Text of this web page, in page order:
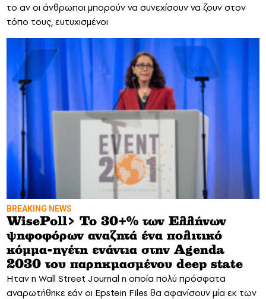
το αν οι άνθρωποι μπορούν να συνεχίσουν να ζουν στον
τόπο τους, ευτυχισμένοι
BREAKING NEWS
WisePoll> To 30+% των Ελλήνων
ψηφοφόρων αναζητά ένα πολιτικό
κόμμα-ηγέτη ενάντια στην Agenda
2030 του παρηκμασμένου deep state
Ηταν η Wall Street Journal η οποία πολύ πρόσφατα
αναρωτήθηκε εάν οι Epstein Files θα αφανίσουν μία εκ των